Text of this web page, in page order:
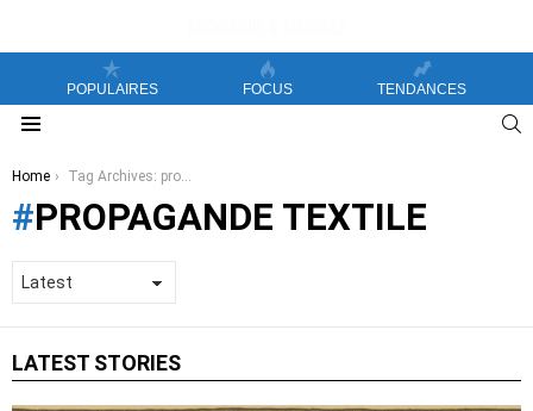
POPULAIRES FOCUS TENDANCES
You are here:
Home Tag Archives: propagande textile
PROPAGANDE TEXTILE
LATEST STORIES